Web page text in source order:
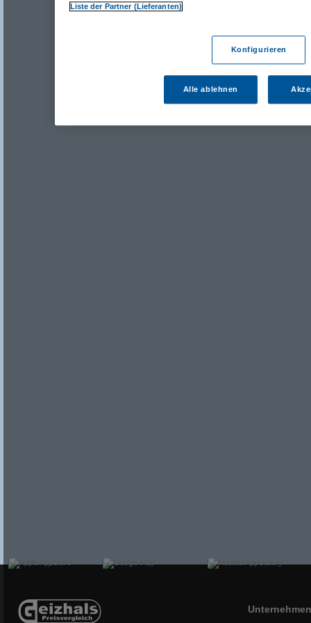
Unternehmen
Liste der Partner (Lieferanten)
Konfigurieren
Alle ablehnen